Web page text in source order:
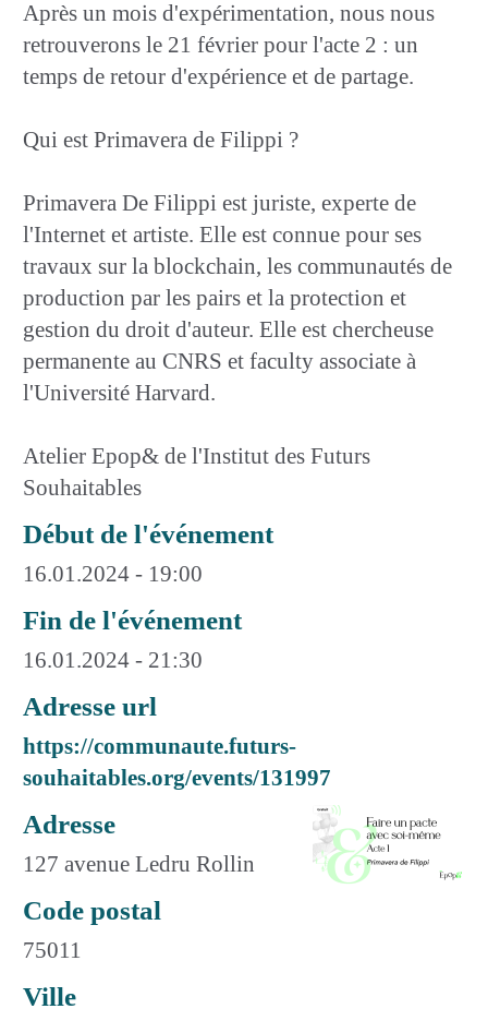
Après un mois d'expérimentation, nous nous
retrouverons le 21 février pour l'acte 2 : un
temps de retour d'expérience et de partage.
Qui est Primavera de Filippi ?
Primavera De Filippi est juriste, experte de
l'Internet et artiste. Elle est connue pour ses
travaux sur la blockchain, les communautés de
production par les pairs et la protection et
gestion du droit d'auteur. Elle est chercheuse
permanente au CNRS et faculty associate à
l'Université Harvard.
Atelier Epop& de l'Institut des Futurs
Souhaitables
Début de l'événement
16.01.2024 - 19:00
Fin de l'événement
16.01.2024 - 21:30
Adresse url
https://communaute.futurs-
souhaitables.org/events/131997
Adresse
127 avenue Ledru Rollin
Code postal
75011
Ville